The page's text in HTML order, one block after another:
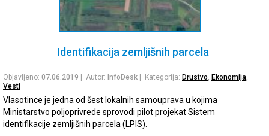
Identifikacija zemljišnih parcela
Objavljeno: 07.06.2019 | Autor: InfoDesk | Kategorija: Drustvo Ekonomija
Vesti
Vlasotince je jedna od šest lokalnih samouprava u kojima
Ministarstvo poljoprivrede sprovodi pilot projekat Sistem
identifikacije zemljišnih parcela (LPIS).